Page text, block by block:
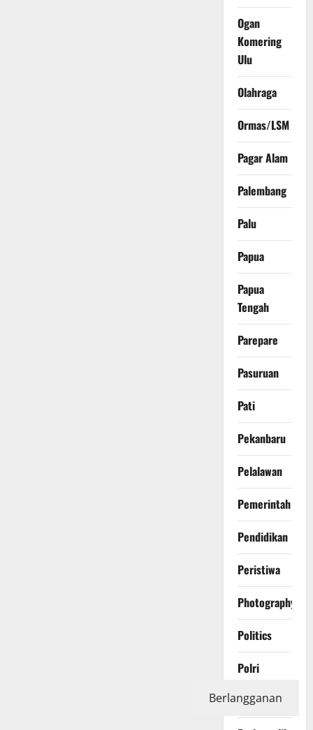
Ogan
Komering
Ulu
Olahraga
Ormas/LSM
Pagar Alam
Palembang
Palu
Papua
Papua
Tengah
Parepare
Pasuruan
Pati
Pekanbaru
Pelalawan
Pemerintah
Pendidikan
Peristiwa
Photography
Politics
Polri
Pontianak
Berlangganan